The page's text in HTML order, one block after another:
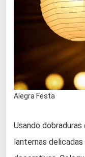
Alegra Festa
Usando
lanternas